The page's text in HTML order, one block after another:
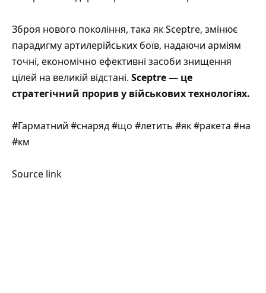
Зброя нового покоління, така як Sceptre, змінює
парадигму артилерійських боїв, надаючи арміям
точні, економічно ефективні засоби знищення
цілей на великій відстані. Sceptre — це
стратегічний прорив у військових технологіях.
#Гарматний #снаряд #що #летить #як #ракета #на
#км
Source link